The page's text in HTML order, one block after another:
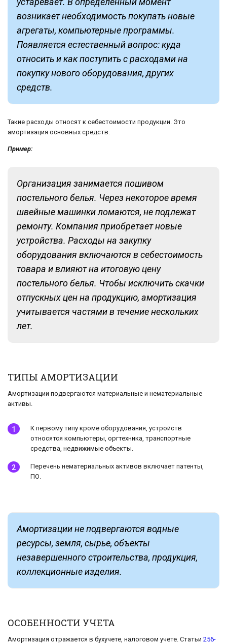
возникает необходимость покупать новые
агрегаты, компьютерные программы.
Появляется естественный вопрос: куда
относить и как поступить с расходами на
покупку нового оборудования, других
средств.
Такие расходы относят к себестоимости продукции. Это
амортизация основных средств.
Пример:
Организация занимается пошивом
постельного белья. Через некоторое время
швейные машинки ломаются, не подлежат
ремонту. Компания приобретает новые
устройства. Расходы на закупку
оборудования включаются в себестоимость
товара и влияют на итоговую цену
постельного белья. Чтобы исключить скачки
отпускных цен на продукцию, амортизация
учитывается частями в течение нескольких
лет.
ТИПЫ АМОРТИЗАЦИИ
Амортизации подвергаются материальные и нематериальные
активы.
К первому типу кроме оборудования, устройств
относятся компьютеры, оргтехника, транспортные
средства, недвижимые объекты.
Перечень нематериальных активов включает патенты,
ПО.
Амортизации не подвергаются водные
ресурсы, земля, сырье, объекты
незавершенного строительства, продукция,
коллекционные изделия.
ОСОБЕННОСТИ УЧЕТА
Амортизация отражается в бухучете, налоговом учете. Статьи 256-